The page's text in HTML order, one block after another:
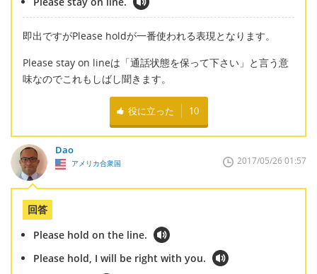
即出ですがPlease holdが一番使われる表現となります。
Please stay on lineは「通話状態を保って下さい」と言う意
味なのでこれもしばし聞きます。
役に立った 10
Dao
アメリカ合衆国 2017/05/26 01:57
回答
Please hold on the line.
Please hold, I will be right with you.